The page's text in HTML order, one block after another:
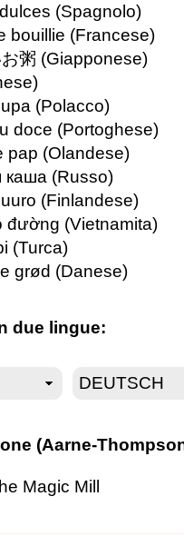
(Spagnolo)
bouillie (Francese)
粥 (Giapponese)
(Polacco)
doce (Portoghese)
pap (Olandese)
каша (Russo)
(Finlandese)
đường (Vietnamita)
(Turca)
grød (Danese)
due lingue:
(Aarne-
Magic Mill